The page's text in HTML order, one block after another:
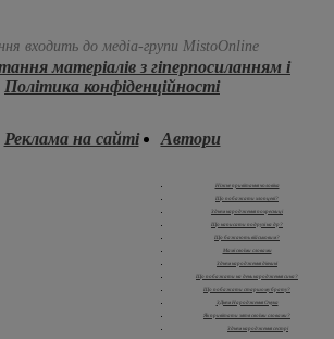
входить до медіа-групи MistoOnline
матеріалів з гіперпосиланням і
Політика конфіденційності
Реклама на сайті Автори
Ніжне привітання чоловіка
Що побажати хлопцеві?
З днем народження похресниці
Що написати подрузі на др?
Що бажають військовим?
Мамі своїми словами
З днем народження дівчині
Що побажати на день народження сина?
Що побажати старшому брату?
З Днем Народження Онука
Як привітати зятя своїми словами?
З днем народження сестрі